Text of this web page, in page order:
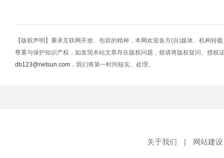
【版权声明】秉承互联网开放、包容的精神，本网欢迎各方(自)媒体、机构转
尊重与保护知识产权，如发现本站文章存在版权问题，烦请将版权疑问、授权
db123@netsun.com ，我们将第一时间核实、处理。
关于我们 | 网站建设